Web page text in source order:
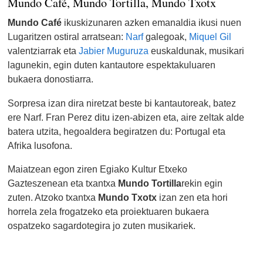
Mundo Café ikuskizunaren azken emanaldia ikusi nuen
Lugaritzen ostiral arratsean: Narfgalegoak, Miquel Gil
valentziarrak etaJabier Muguruza euskaldunak, musikari
lagunekin, egin duten kantautore espektakuluaren
bukaera donostiarra.
Sorpresa izan dira niretzat beste bi kantautoreak, batez
ere Narf. Fran Perez ditu izen-abizen eta, aire zeltak alde
batera utzita, hegoaldera begiratzen du: Portugal eta
Afrika lusofona.
Maiatzean egon ziren Egiako Kultur Etxeko
Gazteszenean eta txantxa Mundo Tortillarekin egin
zuten. Atzoko txantxa Mundo Txotx izan zen eta hori
horrela zela frogatzeko eta proiektuaren bukaera
ospatzeko sagardotegira jo zuten musikariek.